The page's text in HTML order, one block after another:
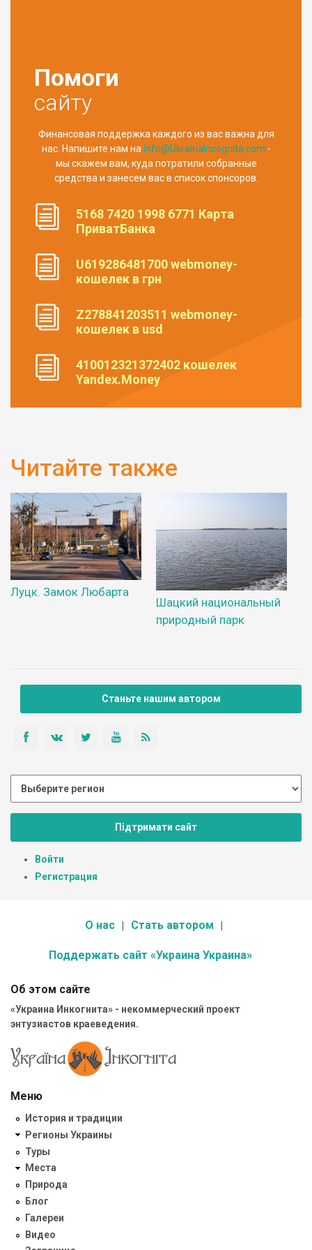
Помоги
сайту
Финансовая поддержка каждого из вас важна для
нас. Напишите нам на info@UkrainaIncognita.com -
мы скажем вам, куда потратили собранные
средства и занесем вас в список спонсоров.
5168 7420 1998 6771 Карта
ПриватБанка
U619286481700 webmoney-
кошелек в грн
Z278841203511 webmoney-
кошелек в usd
410012321372402 кошелек
Yandex.Money
Читайте также
Луцк. Замок Любарта
Шацкий национальный
природный парк
Станьте нашим автором
Підтримати сайт
Войти
Регистрация
О нас Стать автором
Поддержать сайт «Украина Украина»
Об этом сайте
«Украина Инкогнита» - некоммерческий проект
энтузиастов краеведения.
Меню
История и традиции
Регионы Украины
Туры
Места
Природа
Блог
Галереи
Видео